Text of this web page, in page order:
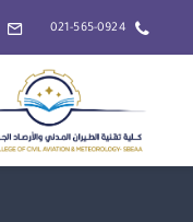
021-565-0924